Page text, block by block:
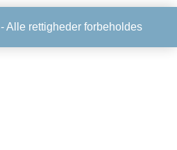
- Alle rettigheder forbeholdes